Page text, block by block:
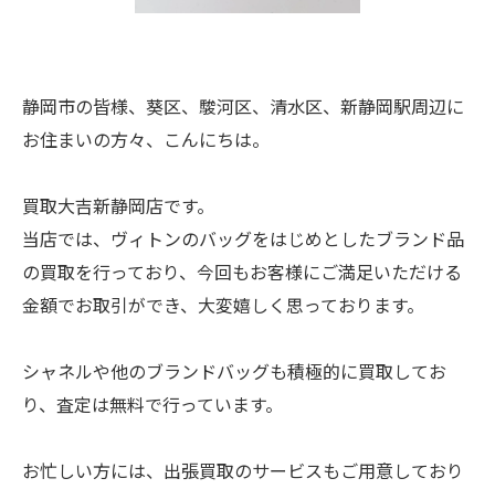
静岡市の皆様、葵区、駿河区、清水区、新静岡駅周辺に
お住まいの方々、こんにちは。
買取大吉新静岡店です。
当店では、ヴィトンのバッグをはじめとしたブランド品
の買取を行っており、今回もお客様にご満足いただける
金額でお取引ができ、大変嬉しく思っております。
シャネルや他のブランドバッグも積極的に買取してお
り、査定は無料で行っています。
お忙しい方には、出張買取のサービスもご用意しており